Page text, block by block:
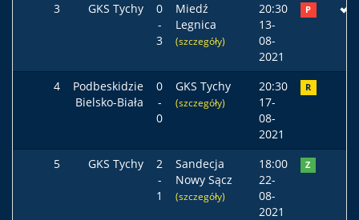
3 GKS Tychy
0
-
3
Miedź
Legnica
(szczegóły)
20:30
13-
08-
2021
P
4
Podbeskidzie
Bielsko-Biała
0
-
0
GKS Tychy
(szczegóły)
20:30
17-
08-
2021
R
5 GKS Tychy
2
-
1
Sandecja
Nowy Sącz
(szczegóły)
18:00
22-
08-
2021
Z